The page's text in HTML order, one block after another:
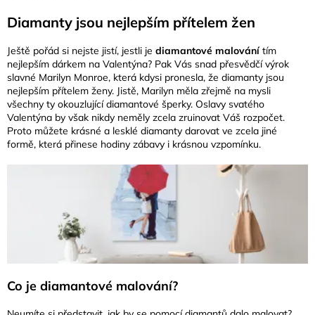
Diamanty jsou nejlepším přítelem žen
Ještě pořád si nejste jistí, jestli je diamantové malovánítím
nejlepším dárkem na Valentýna? Pak Vás snad přesvědčí výrok
slavné Marilyn Monroe, která kdysi pronesla, že diamanty jsou
nejlepším přítelem ženy. Jistě, Marilyn měla zřejmě na mysli
všechny ty okouzlující diamantové šperky. Oslavy svatého
Valentýna by však nikdy neměly zcela zruinovat Váš rozpočet.
Proto můžete krásné a lesklé diamanty darovat ve zcela jiné
formě, která přinese hodiny zábavy i krásnou vzpomínku.
Co je diamantové malování?